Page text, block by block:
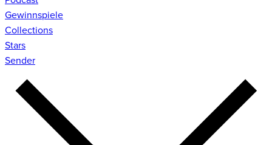
Gewinnspiele
Collections
Stars
Sender